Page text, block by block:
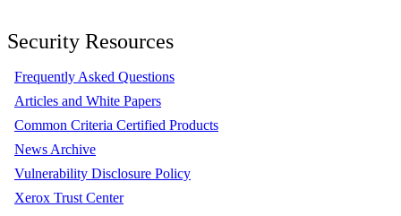
Security Resources
Frequently Asked Questions
Articles and White Papers
Common Criteria Certified Products
News Archive
Vulnerability Disclosure Policy
Xerox Trust Center